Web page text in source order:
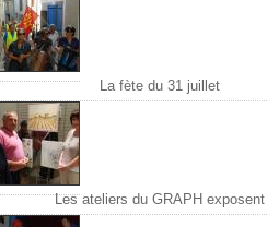
La fète du 31 juillet
Les ateliers du GRAPH exposent